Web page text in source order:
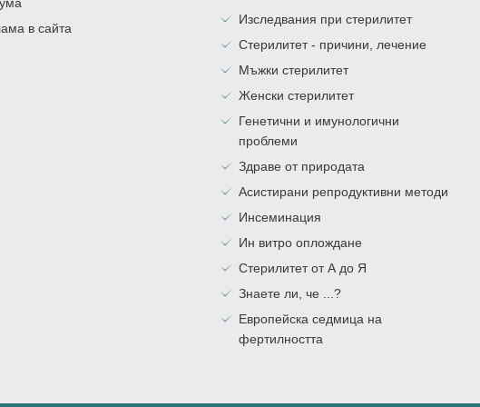
в сайта
Изследвания при стерилитет
Стерилитет - причини, лечение
Мъжки стерилитет
Женски стерилитет
Генетични и имунологични
проблеми
Здраве от природата
Асистирани репродуктивни методи
Инсеминация
Ин витро оплождане
Стерилитет от А до Я
Знаете ли, че ...?
Европейска седмица на
фертилността